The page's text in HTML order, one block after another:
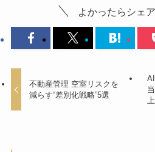
よかったらシェ
不動産管理 空室リスクを
減らす“差別化戦略”5選